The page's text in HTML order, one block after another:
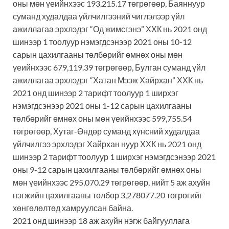
оны мөн үеийнхээс 193,215.17 төгрөгөөр, Баяннуур
суманд худалдаа үйлчилгээний чиглэлээр үйл
ажиллагаа эрхлэдэг “Од жимсгэнэ” ХХК нь 2021 онд
шинээр 1 тоолуур нэмэгдсэнээр 2021 оны 10-12
сарын цахилгааны төлбөрийг өмнөх оны мөн
үеийнхээс 679,119.39 төгрөгөөр, Булган суманд үйл
ажиллагаа эрхлэдэг “Хатан Мээж Хайрхан” ХХК нь
2021 онд шинээр 2 тарифт тоолуур 1 ширхэг
нэмэгдсэнээр 2021 оны 1-12 сарын цахилгааны
төлбөрийг өмнөх оны мөн үеийнхээс 599,755.54
төгрөгөөр, Хутаг-Өндөр суманд хүнсний худалдаа
үйлчилгээ эрхлэдэг Хайрхан нуур ХХК нь 2021 онд
шинээр 2 тарифт тоолуур 1 ширхэг нэмэгдсэнээр 2021
оны 9-12 сарын цахилгааны төлбөрийг өмнөх оны
мөн үеийнхээс 295,070.29 төгрөгөөр, нийт 5 аж ахуйн
нэгжийн цахилгааны төлбөр 3,278077.20 төгрөгийг
хөнгөлөлтөд хамруулсан байна.
2021 онд шинээр 18 аж ахуйн нэгж байгууллага